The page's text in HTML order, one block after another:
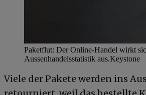
Paketflut: Der Online-Handel wirkt
Aussenhandelsstatistik aus.Keystone
Viele der Pakete werden ins